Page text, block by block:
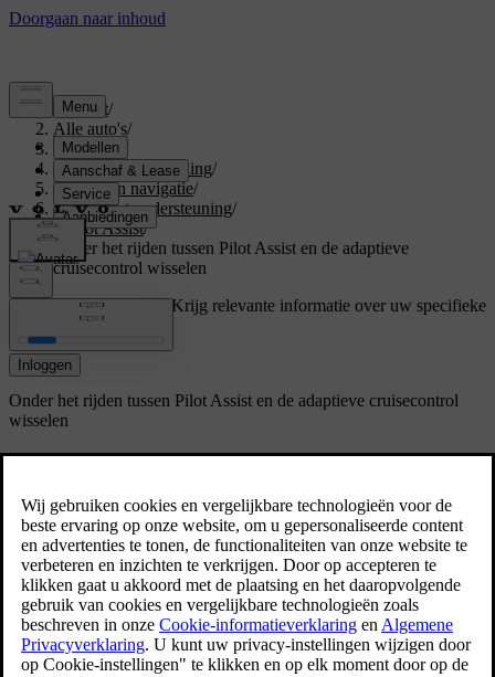
Support/
Alle auto's/
V60 2026
Gebruikershandleiding/
Rijhulp en navigatie/
Rijden met ondersteuning/
Pilot Assist/
Onder het rijden tussen Pilot Assist en de adaptieve
cruisecontrol wisselen
Ondersteuning op maatKrijg relevante informatie over uw specifieke
Inloggen
Bijgewerkt 28-10-2024
Onder het rijden tussen Pilot Assist en de adaptieve cruisecontrol
wisselen
Je kunt onder het rijden tussen Pilot Assist en de
Wanneer je wisselt tussen Pilot Assist en de adaptieve cruisecontrol,
wordt de stuurhulp in- of uitgeschakeld. De adaptieve cruisecontrol
wordt beschouwd als een subfunctie van Pilot Assist, maar het
grootste verschil is dat Pilot Assist stuurhulp kan bieden terwijl de
adaptieve cruisecontrol dat niet kan. Daarom kan het wisselen tussen
de functies worden gezien als het in- of uitschakelen van de
stuurhulp van Pilot Assist.